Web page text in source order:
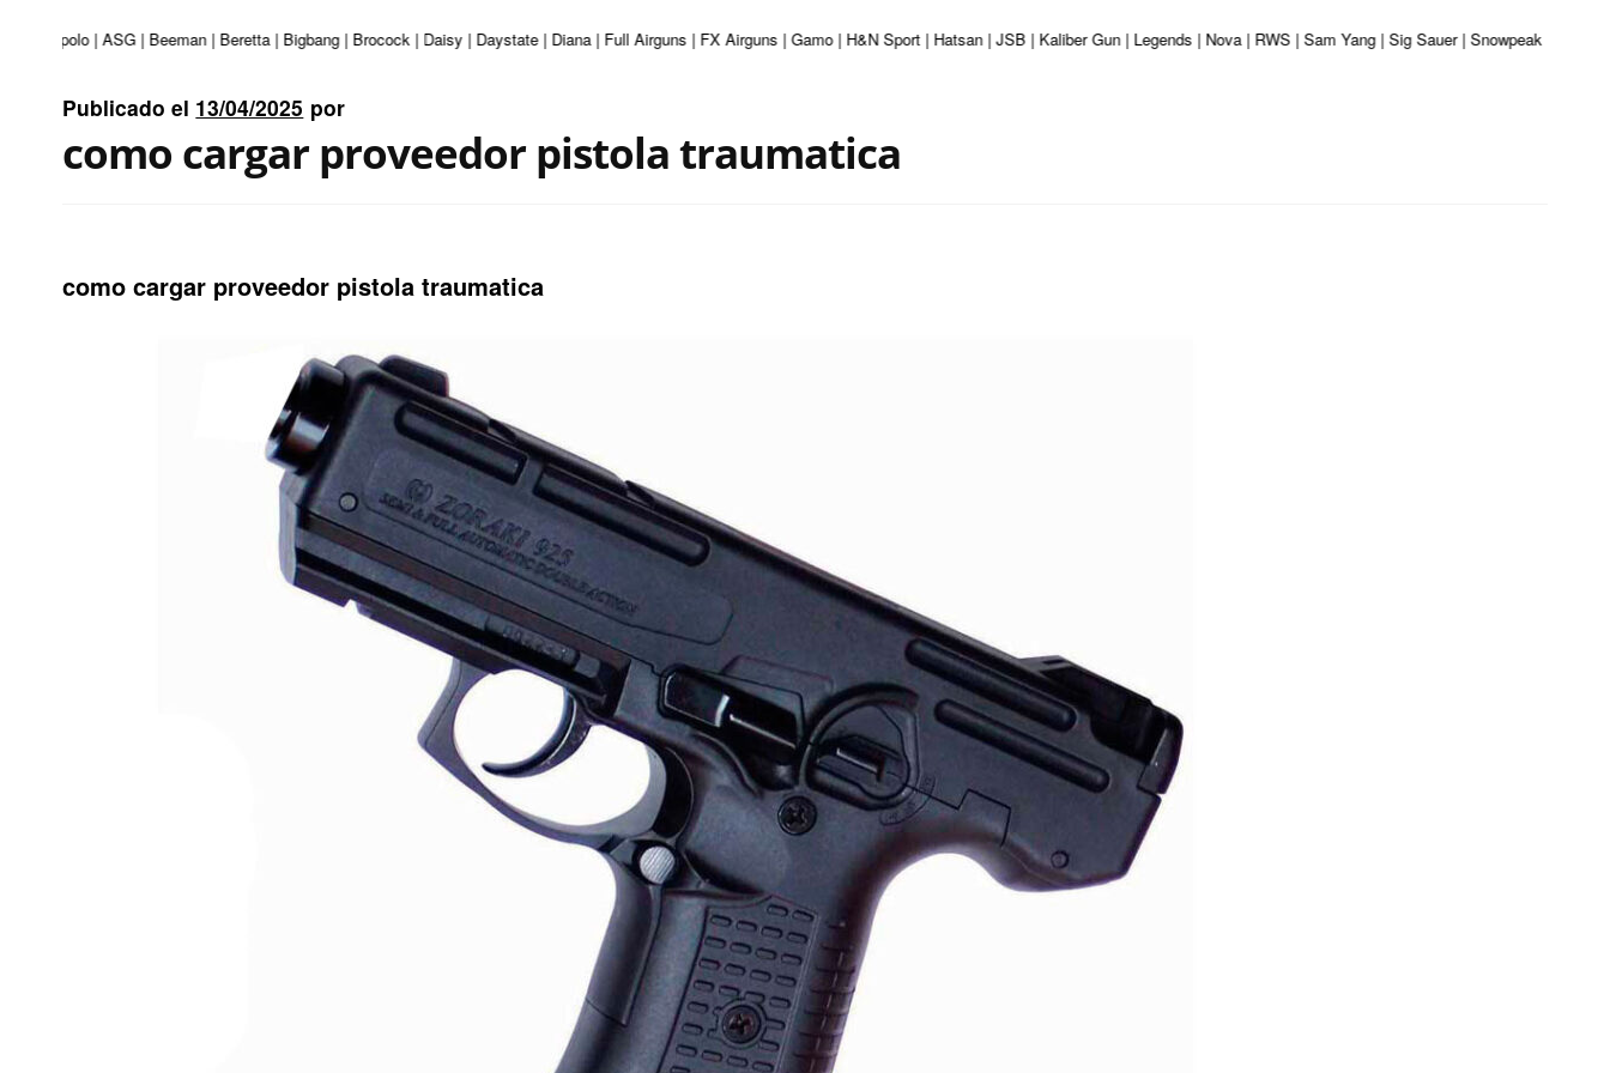
| ASG | Beeman | Beretta | Bigbang | Brocock | Daisy | Daystate | Diana | Full Airguns | FX Airguns | Gamo | H&N Sport | Hatsan | JSB | Kaliber Gun | Legends | Nova | RWS | Sam Yang | Sig Sauer | Snowpeak | Umarex |
Publicado el 13/04/2025 por
como cargar proveedor pistola traumatica
como cargar proveedor pistola traumatica